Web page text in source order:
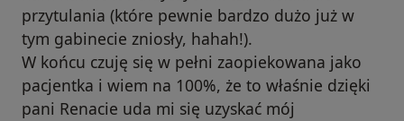
przytulania (które pewnie bardzo dużo już w
tym gabinecie zniosły, hahah!).
W końcu czuję się w pełni zaopiekowana jako
pacjentka i wiem na 100%, że to właśnie dzięki
pani Renacie uda mi się uzyskać mój